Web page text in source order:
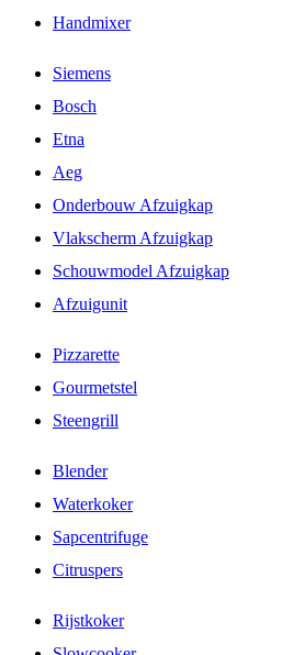
Handmixer
Siemens
Bosch
Etna
Aeg
Onderbouw Afzuigkap
Vlakscherm Afzuigkap
Schouwmodel Afzuigkap
Afzuigunit
Pizzarette
Gourmetstel
Steengrill
Blender
Waterkoker
Sapcentrifuge
Citruspers
Rijstkoker